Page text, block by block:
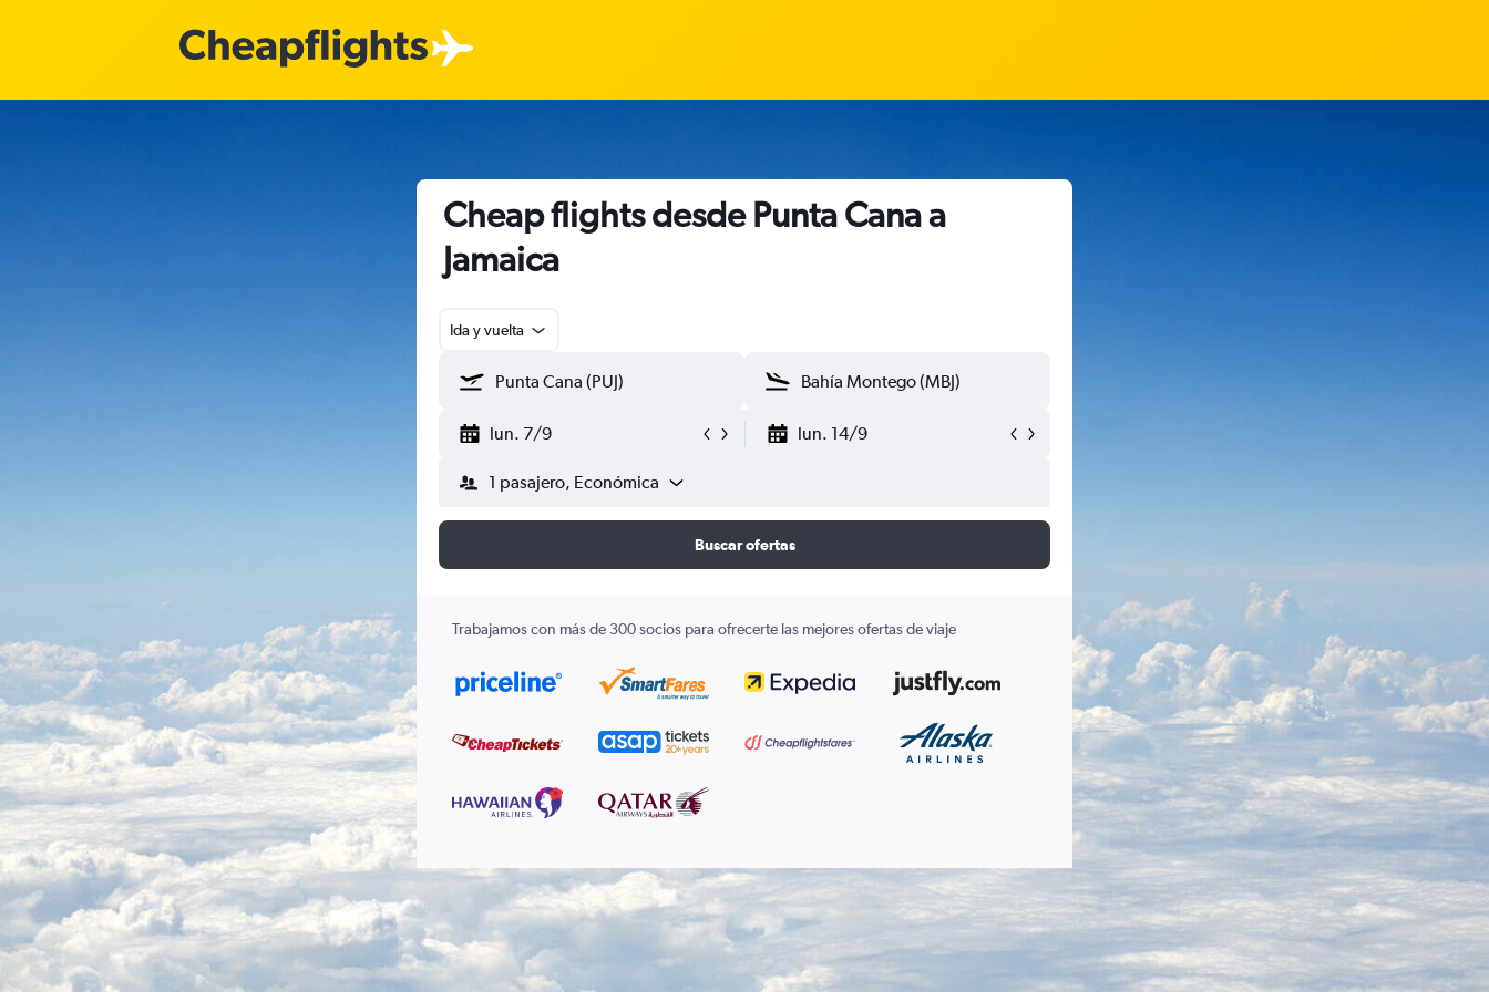
Cheap flights desde Punta Cana a
Jamaica
Ida y vuelta
lun. 7/9 lun. 14/9
1 pasajero, Económica
Buscar ofertas
Trabajamos con más de 300 socios para ofrecerte las mejores ofertas de viaje